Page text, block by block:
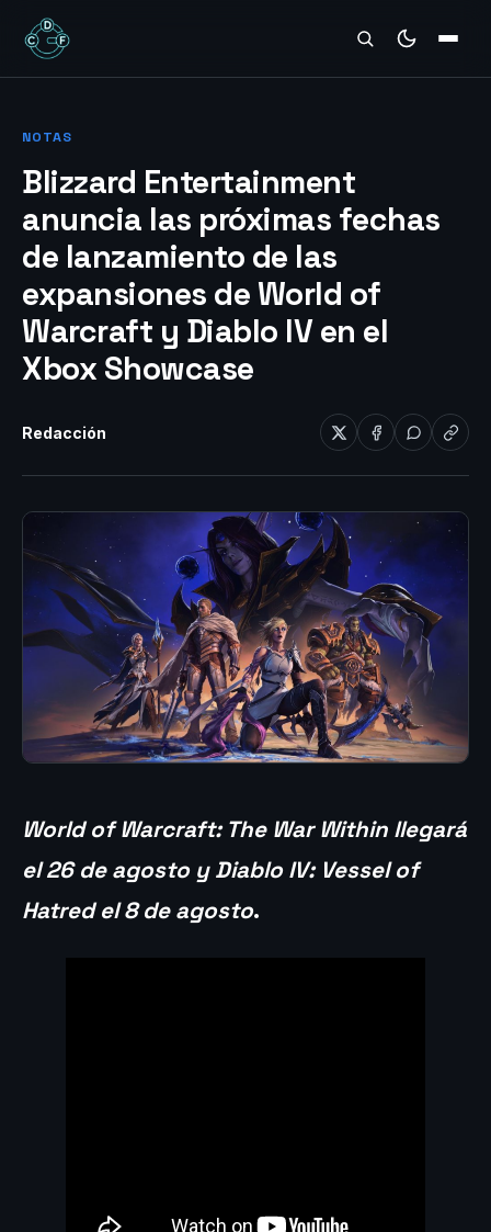
REVIEWS
NOTAS
Blizzard Entertainment
anuncia las próximas fechas
de lanzamiento de las
expansiones de World of
Warcraft y Diablo IV en el
Xbox Showcase
Redacción
World of Warcraft: The War Within llegará
el 26 de agosto y Diablo IV: Vessel of
Hatred el 8 de agosto.